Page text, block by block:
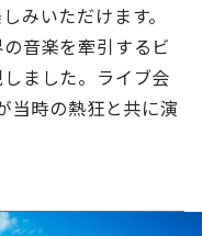
みいただけます。
音楽を牽引するビ
ました。ライブ会
当時の熱狂と共に演